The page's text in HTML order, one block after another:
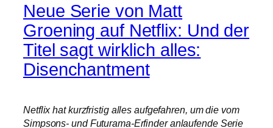
Neue Serie von Matt
Groening auf Netflix: Und der
Titel sagt wirklich alles:
Disenchantment
Netflix hat kurzfristig alles aufgefahren, um die vom
Simpsons- und Futurama-Erfinder anlaufende Serie